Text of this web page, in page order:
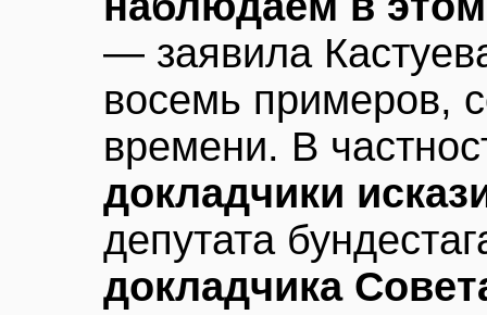
— заявила
восемь примеров,
времени. В
докладчики
депутата
докладчика